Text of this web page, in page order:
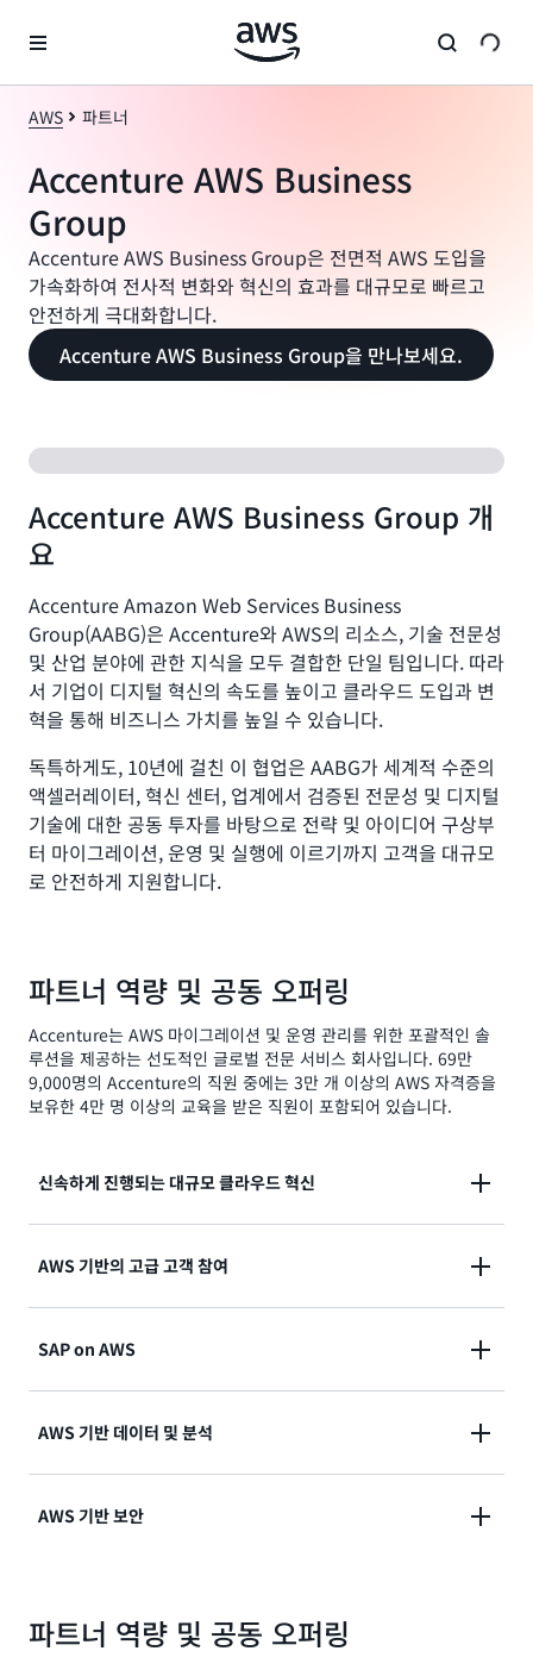
AWS 파트너
Accenture AWS Business
Group
Accenture AWS Business Group은 전면적 AWS 도입을
가속화하여 전사적 변화와 혁신의 효과를 대규모로 빠르고
안전하게 극대화합니다.
Accenture AWS Business Group을 만나보세요.
Accenture AWS Business Group 개
요
Accenture Amazon Web Services Business
Group(AABG)은 Accenture와 AWS의 리소스, 기술 전문성
및 산업 분야에 관한 지식을 모두 결합한 단일 팀입니다. 따라
서 기업이 디지털 혁신의 속도를 높이고 클라우드 도입과 변
혁을 통해 비즈니스 가치를 높일 수 있습니다.
독특하게도, 10년에 걸친 이 협업은 AABG가 세계적 수준의
액셀러레이터, 혁신 센터, 업계에서 검증된 전문성 및 디지털
기술에 대한 공동 투자를 바탕으로 전략 및 아이디어 구상부
터 마이그레이션, 운영 및 실행에 이르기까지 고객을 대규모
로 안전하게 지원합니다.
파트너 역량 및 공동 오퍼링
Accenture는 AWS 마이그레이션 및 운영 관리를 위한 포괄적인 솔
루션을 제공하는 선도적인 글로벌 전문 서비스 회사입니다. 69만
9,000명의 Accenture의 직원 중에는 3만 개 이상의 AWS 자격증을
보유한 4만 명 이상의 교육을 받은 직원이 포함되어 있습니다.
신속하게 진행되는 대규모 클라우드 혁신
트폴리오
전략, 설계, 계획, 운영, 실행 등의 포괄적인 서비스
AWS 기반의 고급 고객 참여
험을 빠르게 혁신
Accenture의 고급 고객 참여(ACE) 액셀러레이터로 비
즈니스 가치 창출
SAP on AWS
레이션 및 솔루션
빠른 속도로 진행되는 AWS로의 SAP 마이그레이션
SAP 솔루션 허브 보기
AWS 기반 데이터 및 분석
이터 가치 체인 활용
AWS 기반 보안
위험을 줄이고 AWS를 기반으로 한 클라우드 배포 방식
파트너 역량 및 공동 오퍼링